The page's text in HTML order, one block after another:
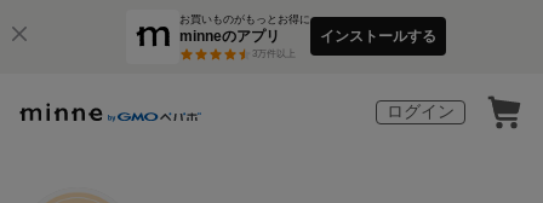
お買いものがもっとお得に
minneのアプリ
3万件以上
インストールする
ログイン